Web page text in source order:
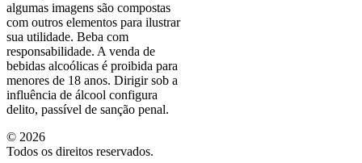
algumas imagens são compostas
com outros elementos para ilustrar
sua utilidade. Beba com
responsabilidade. A venda de
bebidas alcoólicas é proibida para
menores de 18 anos. Dirigir sob a
influência de álcool configura
delito, passível de sanção penal.
© 2026
Todos os direitos reservados.